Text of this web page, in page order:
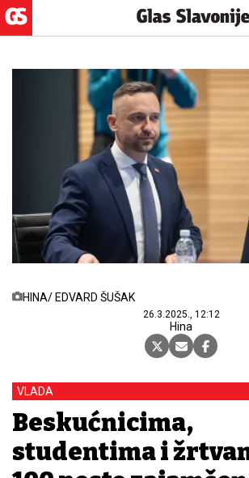
HINA/ EDVARD ŠUŠAK
26.3.2025., 12:12
Hina
VLADA
Beskućnicima,
studentima i